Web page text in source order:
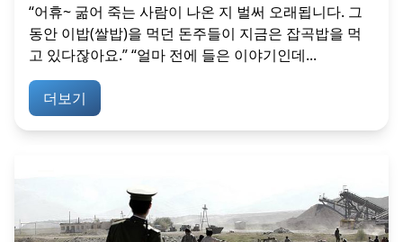
“어휴~ 굶어 죽는 사람이 나온 지 벌써 오래됩니다. 그
동안 이밥(쌀밥)을 먹던 돈주들이 지금은 잡곡밥을 먹
고 있다잖아요.” “얼마 전에 들은 이야기인데...
더보기